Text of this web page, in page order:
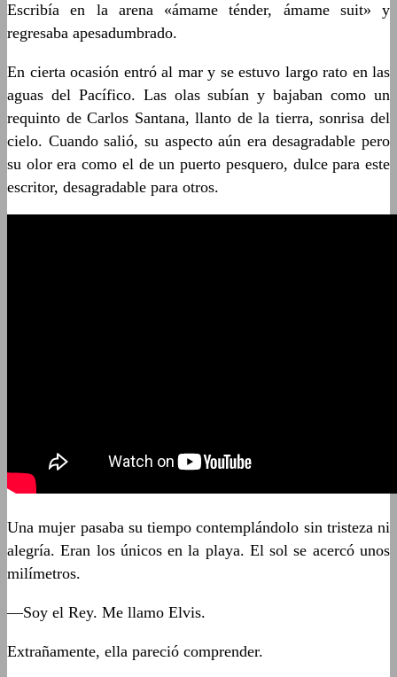
Escribía en la arena «ámame ténder, ámame suit» y
regresaba apesadumbrado.
En cierta ocasión entró al mar y se estuvo largo rato en las
aguas del Pacífico. Las olas subían y bajaban como un
requinto de Carlos Santana, llanto de la tierra, sonrisa del
cielo. Cuando salió, su aspecto aún era desagradable pero
su olor era como el de un puerto pesquero, dulce para este
escritor, desagradable para otros.
Una mujer pasaba su tiempo contemplándolo sin tristeza ni
alegría. Eran los únicos en la playa. El sol se acercó unos
milímetros.
—Soy el Rey. Me llamo Elvis.
Extrañamente, ella pareció comprender.